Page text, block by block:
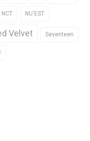
NCT NU'EST
Velvet Seventeen